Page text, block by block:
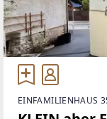
EINFAMILIENHAUS